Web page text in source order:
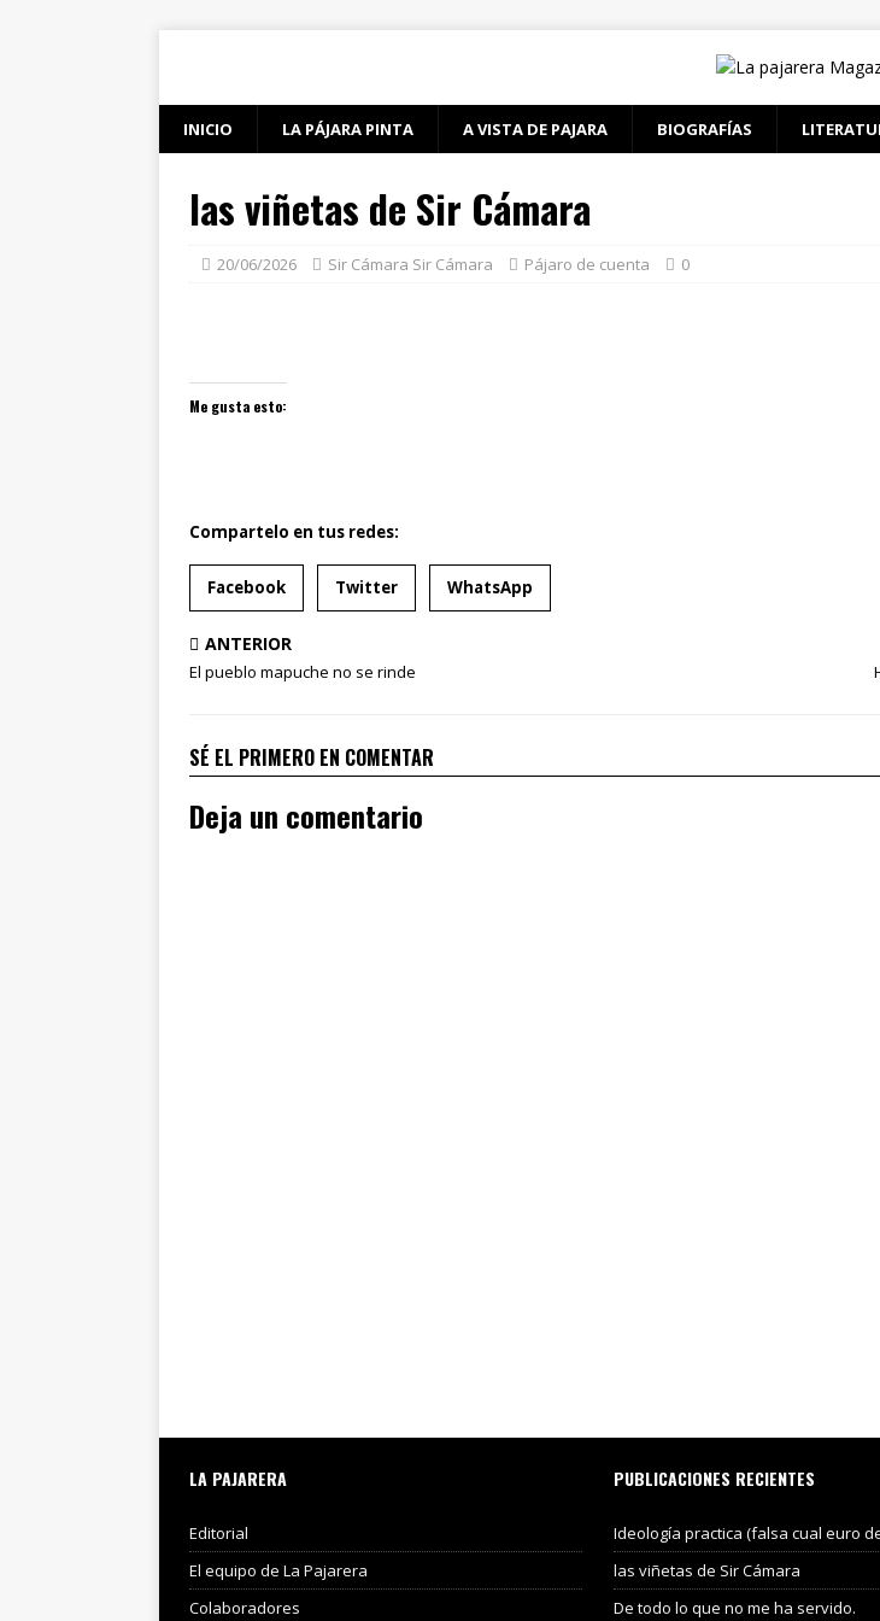
INICIO LA PÁJARA PINTA A VISTA DE PAJARA BIOGRAFÍAS
las viñetas de Sir Cámara
20/06/2026 Sir Cámara Sir Cámara Pájaro de cuenta 0
Me gusta esto:
Compartelo en tus redes:
Facebook Twitter WhatsApp
ANTERIOR
El pueblo mapuche no se rinde
SÉ EL PRIMERO EN COMENTAR
Deja un comentario
LA PAJARERA
Editorial
El equipo de La Pajarera
Colaboradores
PUBLICACIONES RECIENTES
Ideología practica (falsa cual euro
las viñetas de Sir Cámara
De todo lo que no me ha servido.